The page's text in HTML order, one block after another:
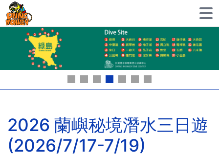
2026 蘭嶼秘境潛水三日遊
(2026/7/17-7/19)